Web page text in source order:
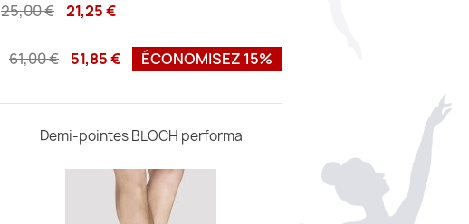
25,00 € 21,25 €
61,00 € 51,85 € ÉCONOMISEZ 15%
Demi-pointes BLOCH performa